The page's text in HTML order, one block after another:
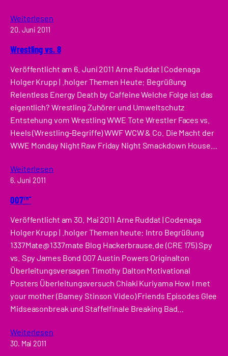
Weiterlesen
20. Juni 2011
Wrestling vs. 8
Veröffentlicht am 6. Juni 2011 Arne Ruddat | Codenaga
Holger Krupp | .holger Themen Heute: Begrüßung
Relentless Energy Death by Caffeine Welche Folge ist das
eigentlich? Wrestling Zuhörer und Umweltschutz
Entstehung vom Wrestling WWE Tote Wrestler Faces vs.
Heels (Wrestling-Begriffe) WWF WCW & Co. Die Macht der
WWE Monday Night Raw Friday Night Smackdown House…
Weiterlesen
6. Juni 2011
007™¯
Veröffentlicht am 30. Mai 2011 Arne Ruddat | Codenaga
Holger Krupp | .holger Themen heute: Intro Begrüßung
1337Mate@1337mate Blog Hackerbrause.de (CRE 175) Spy
vs. Spy James Bond 007 Austin Powers Originalton
Überleitungsversagen Timothy Dalton Motivational
Posters Überleitungsversuch Chiaki Kuriyama How I met
your mother (Barney Stinson Video) Friends Episodes Glee
Midseasonbreak und Staffelfinale Breaking Bad…
Weiterlesen
30. Mai 2011